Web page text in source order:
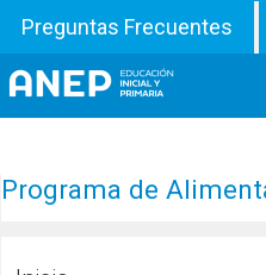
Preguntas Frecuentes
Programa de